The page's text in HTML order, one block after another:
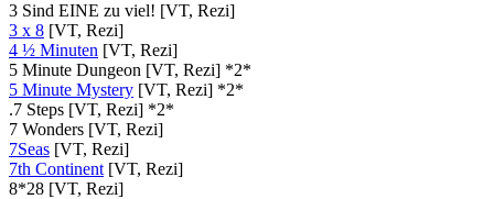
3 Sind EINE zu viel! [VT, Rezi]
3 x 8 [VT, Rezi]
4 ½ Minuten [VT, Rezi]
5 Minute Dungeon [VT, Rezi] *2*
5 Minute Mystery [VT, Rezi] *2*
.7 Steps [VT, Rezi] *2*
7 Wonders [VT, Rezi]
7Seas [VT, Rezi]
7th Continent [VT, Rezi]
8*28 [VT, Rezi]